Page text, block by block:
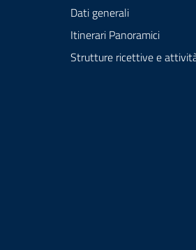
Dati generali
Itinerari Panoramici
Strutture ricettive e